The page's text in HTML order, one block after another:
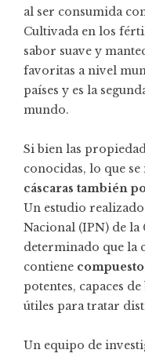
al ser consumida
Cultivada en los
sabor suave y
favoritas a nivel
países y es la
mundo.
Si bien las
conocidas, lo que
cáscaras también
Un estudio
Nacional (IPN) de la
determinado que la
contiene
potentes, capaces
útiles para tratar
Un equipo de